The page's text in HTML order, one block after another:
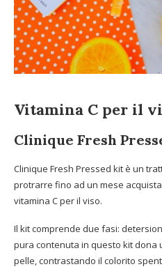
Vitamina C per il
Clinique Fresh
Clinique Fresh Pressed kit è un
protrarre fino ad un mese
vitamina Cper il viso.
Il kit comprende due fasi:
pura contenuta in questo kit dona
pelle, contrastando il colorito